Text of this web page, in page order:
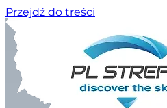
Przejdź do treści